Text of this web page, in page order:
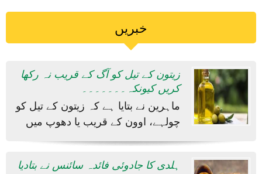
خبریں
زیتون کے تیل کو آگ کے قریب نہ رکھا
کریں کیونکہ۔۔۔۔۔۔۔
ماہرین نے بتایا ہے کہ زیتون کے تیل کو
چولہے، اوون کے قریب یا دھوپ میں
ہلدی کا جادوئی فائدہ سائنس نے بتادیا